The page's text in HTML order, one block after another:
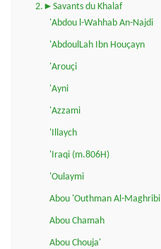
2.►Savants du Khalaf
'Abdou l-Wahhab An-Najdi
'AbdoulLah Ibn Houçayn
'Arouçi
'Ayni
'Azzami
'Illaych
'Iraqi (m.806H)
'Oulaymi
Abou 'Outhman Al-Maghribi
Abou Chamah
Abou Chouja'